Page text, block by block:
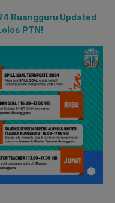
Ruangguru Updated
PTN!